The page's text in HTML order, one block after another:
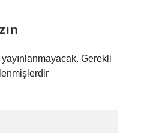
Gerekli